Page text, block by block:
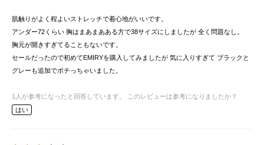
肌触りがよく程よいストレッチで着心地がいいです。
アンダー72くらい 胸はまあまあある方で38サイズにしましたが 全く問題なし。
胸元が開きすぎてることもないです。
セールだったので初めてEMIRYを購入してみましたが 気に入りすぎて ブラックと
グレーも追加でポチっちゃいました。
1 人が参考になったと回答しています。
このレビューは参考になりましたか？
はい